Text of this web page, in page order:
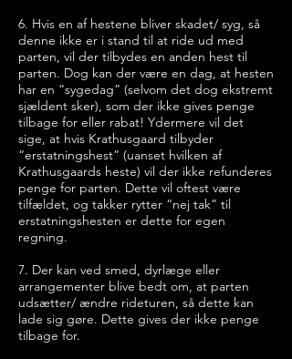
6. Hvis en af hestene bliver skadet/ syg, så
denne ikke er i stand til at ride ud med
parten, vil der tilbydes en anden hest til
parten. Dog kan der være en dag, at hesten
har en “sygedag” (selvom det dog ekstremt
sjældent sker), som der ikke gives penge
tilbage for eller rabat! Ydermere vil det
sige, at hvis Krathusgaard tilbyder
“erstatningshest” (uanset hvilken af
Krathusgaards heste) vil der ikke refunderes
penge for parten. Dette vil oftest være
tilfældet, og takker rytter “nej tak” til
erstatningshesten er dette for egen
regning.
7. Der kan ved smed, dyrlæge eller
arrangementer blive bedt om, at parten
udsætter/ ændre rideturen, så dette kan
lade sig gøre. Dette gives der ikke penge
tilbage for.